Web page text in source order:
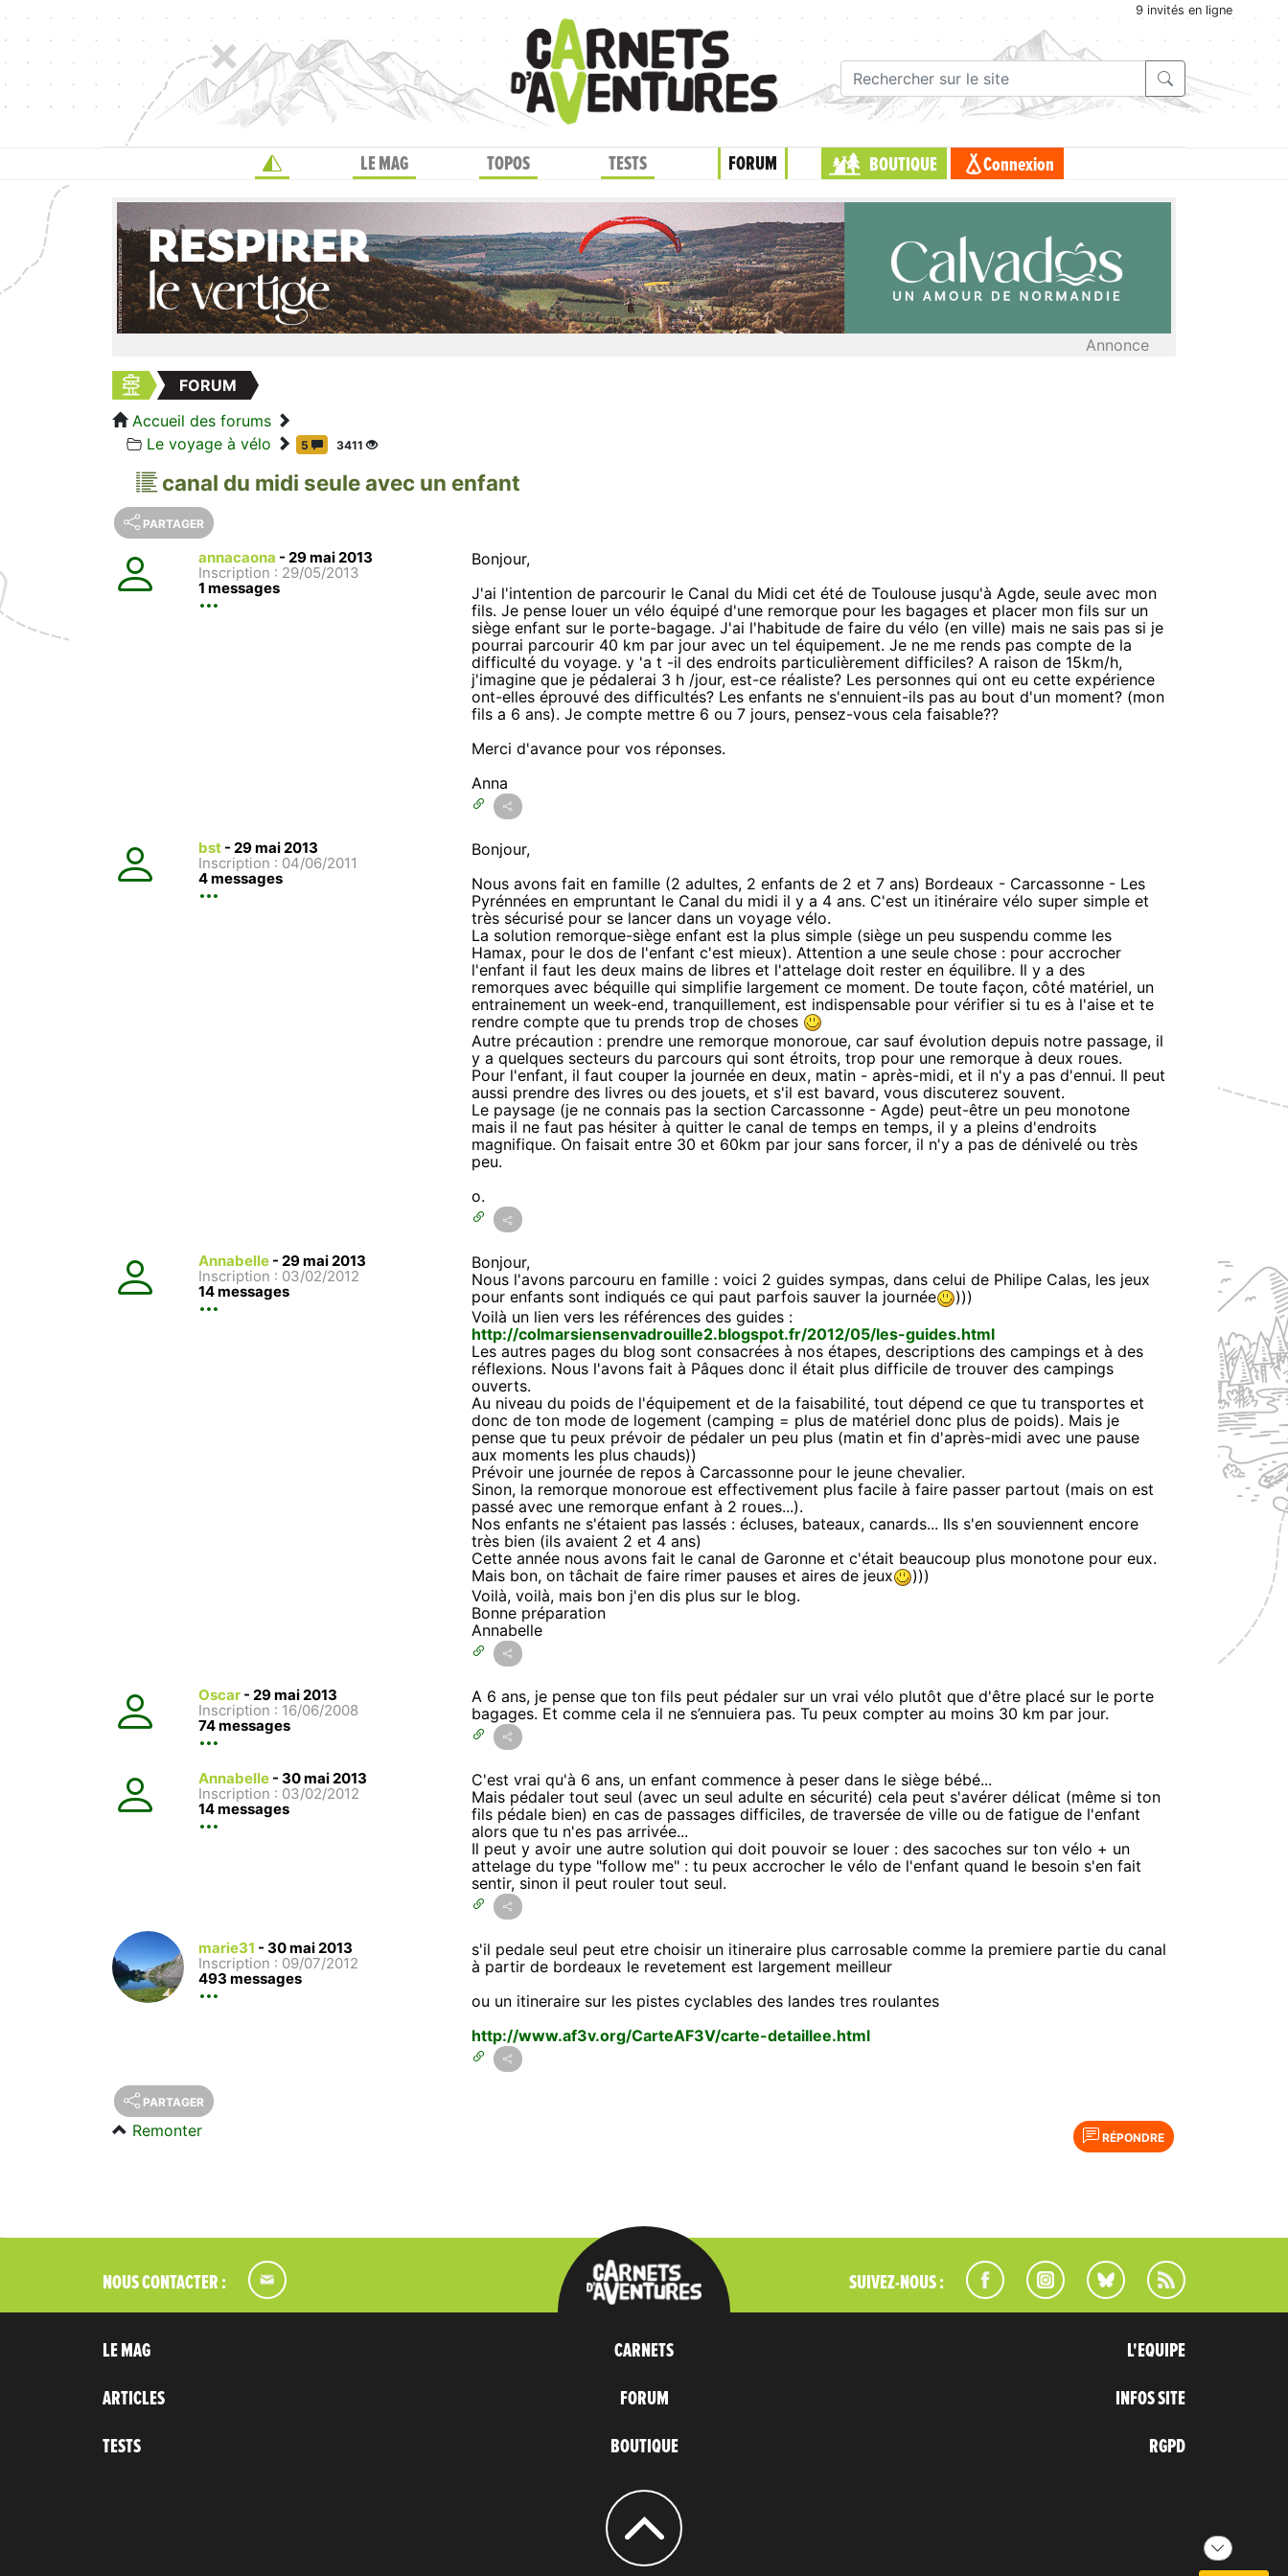
9 invités en ligne
LE MAG TOPOS TESTS FORUM BOUTIQUE Connexion
Annonce
FORUM
Accueil des forums
Le voyage à vélo
5 3411
canal du midi seule avec un enfant
PARTAGER
annacaona - 29 mai 2013
Inscription : 29/05/2013
1 messages
Bonjour,
J'ai l'intention de parcourir le Canal du Midi cet été de Toulouse jusqu'à Agde, seule avec mon
fils. Je pense louer un vélo équipé d'une remorque pour les bagages et placer mon fils sur un
siège enfant sur le porte-bagage. J'ai l'habitude de faire du vélo (en ville) mais ne sais pas si je
pourrai parcourir 40 km par jour avec un tel équipement. Je ne me rends pas compte de la
difficulté du voyage. y 'a t -il des endroits particulièrement difficiles? A raison de 15km/h,
j'imagine que je pédalerai 3 h /jour, est-ce réaliste? Les personnes qui ont eu cette expérience
ont-elles éprouvé des difficultés? Les enfants ne s'ennuient-ils pas au bout d'un moment? (mon
fils a 6 ans). Je compte mettre 6 ou 7 jours, pensez-vous cela faisable??
Merci d'avance pour vos réponses.
Anna
bst - 29 mai 2013
Inscription : 04/06/2011
4 messages
Bonjour,
Nous avons fait en famille (2 adultes, 2 enfants de 2 et 7 ans) Bordeaux - Carcassonne - Les
Pyrénnées en empruntant le Canal du midi il y a 4 ans. C'est un itinéraire vélo super simple et
très sécurisé pour se lancer dans un voyage vélo.
La solution remorque-siège enfant est la plus simple (siège un peu suspendu comme les
Hamax, pour le dos de l'enfant c'est mieux). Attention a une seule chose : pour accrocher
l'enfant il faut les deux mains de libres et l'attelage doit rester en équilibre. Il y a des
remorques avec béquille qui simplifie largement ce moment. De toute façon, côté matériel, un
entrainement un week-end, tranquillement, est indispensable pour vérifier si tu es à l'aise et te
rendre compte que tu prends trop de choses
Autre précaution : prendre une remorque monoroue, car sauf évolution depuis notre passage, il
y a quelques secteurs du parcours qui sont étroits, trop pour une remorque à deux roues.
Pour l'enfant, il faut couper la journée en deux, matin - après-midi, et il n'y a pas d'ennui. Il peut
aussi prendre des livres ou des jouets, et s'il est bavard, vous discuterez souvent.
Le paysage (je ne connais pas la section Carcassonne - Agde) peut-être un peu monotone
mais il ne faut pas hésiter à quitter le canal de temps en temps, il y a pleins d'endroits
magnifique. On faisait entre 30 et 60km par jour sans forcer, il n'y a pas de dénivelé ou très
peu.
o.
Annabelle - 29 mai 2013
Inscription : 03/02/2012
14 messages
Bonjour,
Nous l'avons parcouru en famille : voici 2 guides sympas, dans celui de Philipe Calas, les jeux
pour enfants sont indiqués ce qui paut parfois sauver la journée
)))
Voilà un lien vers les références des guides :
http://colmarsiensenvadrouille2.blogspot.fr/2012/05/les-guides.html
Les autres pages du blog sont consacrées à nos étapes, descriptions des campings et à des
réflexions. Nous l'avons fait à Pâques donc il était plus difficile de trouver des campings
ouverts.
Au niveau du poids de l'équipement et de la faisabilité, tout dépend ce que tu transportes et
donc de ton mode de logement (camping = plus de matériel donc plus de poids). Mais je
pense que tu peux prévoir de pédaler un peu plus (matin et fin d'après-midi avec une pause
aux moments les plus chauds))
Prévoir une journée de repos à Carcassonne pour le jeune chevalier.
Sinon, la remorque monoroue est effectivement plus facile à faire passer partout (mais on est
passé avec une remorque enfant à 2 roues...).
Nos enfants ne s'étaient pas lassés : écluses, bateaux, canards... Ils s'en souviennent encore
très bien (ils avaient 2 et 4 ans)
Cette année nous avons fait le canal de Garonne et c'était beaucoup plus monotone pour eux.
Mais bon, on tâchait de faire rimer pauses et aires de jeux
)))
Voilà, voilà, mais bon j'en dis plus sur le blog.
Bonne préparation
Annabelle
Oscar - 29 mai 2013
Inscription : 16/06/2008
74 messages
A 6 ans, je pense que ton fils peut pédaler sur un vrai vélo plutôt que d'être placé sur le porte
bagages. Et comme cela il ne s’ennuiera pas. Tu peux compter au moins 30 km par jour.
Annabelle - 30 mai 2013
Inscription : 03/02/2012
14 messages
C'est vrai qu'à 6 ans, un enfant commence à peser dans le siège bébé...
Mais pédaler tout seul (avec un seul adulte en sécurité) cela peut s'avérer délicat (même si ton
fils pédale bien) en cas de passages difficiles, de traversée de ville ou de fatigue de l'enfant
alors que tu n'es pas arrivée...
Il peut y avoir une autre solution qui doit pouvoir se louer : des sacoches sur ton vélo + un
attelage du type "follow me" : tu peux accrocher le vélo de l'enfant quand le besoin s'en fait
sentir, sinon il peut rouler tout seul.
marie31 - 30 mai 2013
Inscription : 09/07/2012
493 messages
s'il pedale seul peut etre choisir un itineraire plus carrosable comme la premiere partie du canal
à partir de bordeaux le revetement est largement meilleur
ou un itineraire sur les pistes cyclables des landes tres roulantes
http://www.af3v.org/CarteAF3V/carte-detaillee.html
PARTAGER
RÉPONDRE
Remonter
NOUS CONTACTER : SUIVEZ-NOUS :
LE MAG
ARTICLES
TESTS
CARNETS
FORUM
BOUTIQUE
L'EQUIPE
INFOS SITE
RGPD